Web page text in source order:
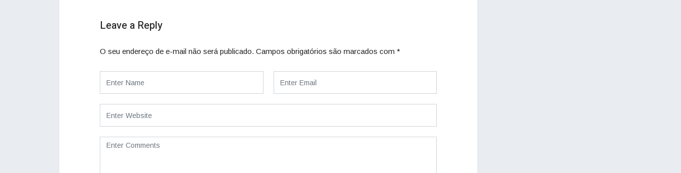
Leave a Reply
O seu endereço de e-mail não será publicado. Campos obrigatórios são marcados com *